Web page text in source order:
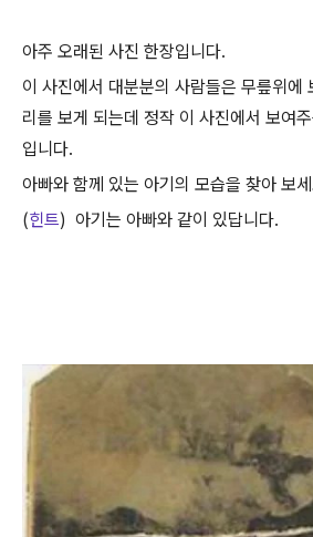
아주 오래된 사진 한장입니다.
이 사진에서 대분분의 사람들은 무릎위에
리를 보게 되는데 정작 이 사진에서 보여
입니다.
아빠와 함께 있는 아기의 모습을 찾아 보
(힌트) 아기는 아빠와 같이 있답니다.